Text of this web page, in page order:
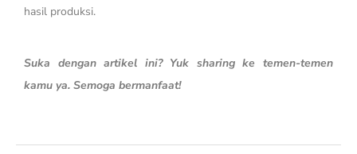
hasil produksi.
Suka dengan artikel ini? Yuk sharing ke temen-temen
kamu ya. Semoga bermanfaat!